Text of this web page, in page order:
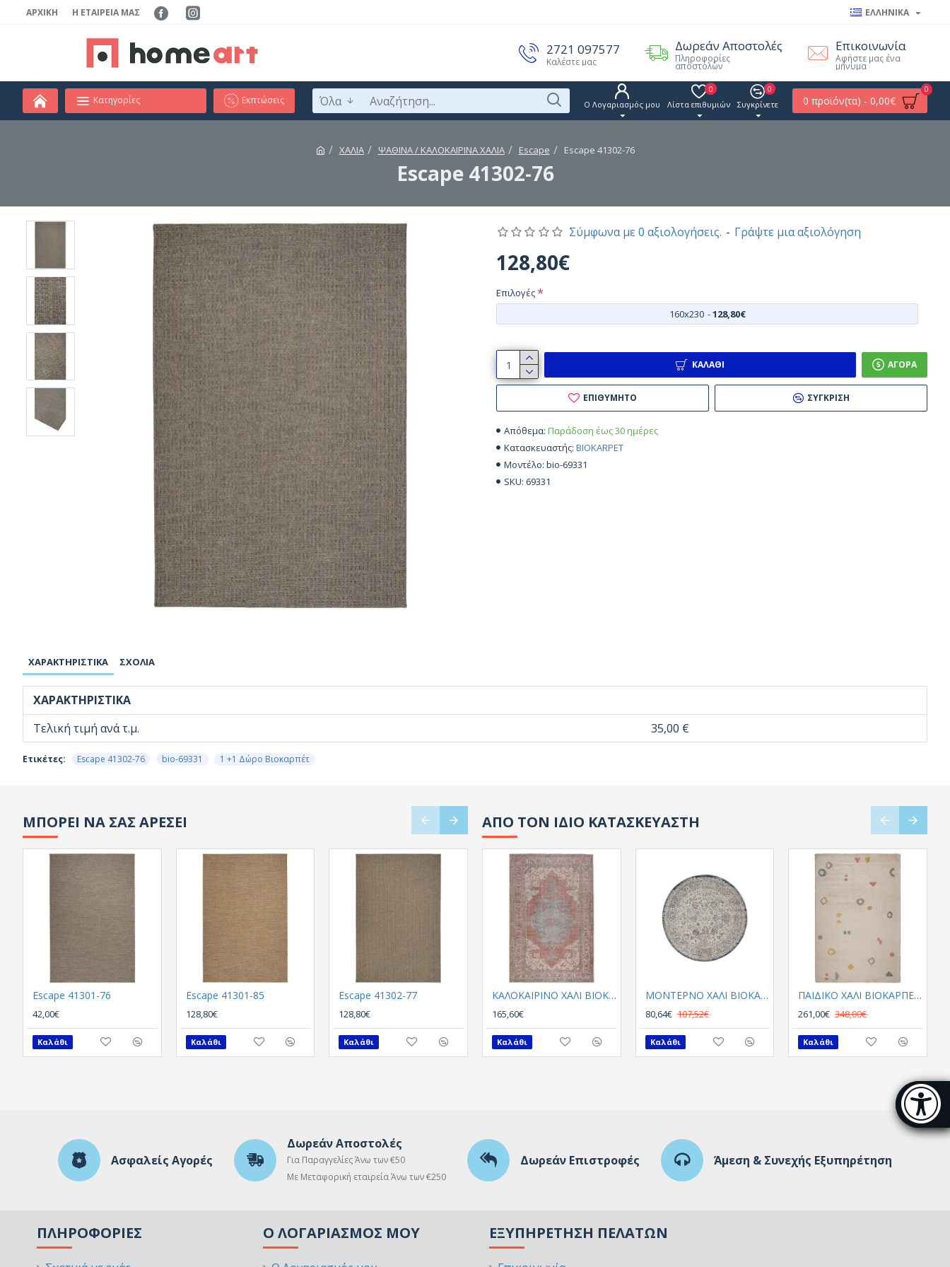
Μπάρα
ΑΡΧΙΚΉ Η ΕΤΑΙΡΕΊΑ ΜΑΣ ΕΛΛΗΝΙΚΑ
2721 097577
Καλέστε μας
Δωρεάν Αποστολές
Πληροφορίες
αποστολών
Επικοινωνία
Αφήστε μας ένα
μήνυμα
Κατηγορίες Εκπτώσεις Όλα Ο Λογαριασμός μου Λίστα επιθυμιών
0
Συγκρίνετε
0
0 προϊόν(τα) - 0,00€
0
ΧΑΛΙΑ ΨΑΘΙΝΑ / ΚΑΛΟΚΑΙΡΙΝΑ ΧΑΛΙΑ Escape Escape 41302-76
Escape 41302-76
Απόθεμα: Παράδοση έως 30 ημέρες
Κατασκευαστής: BIOKARPET
Μοντέλο: bio-69331
SKU: 69331
Σύμφωνα με 0 αξιολογήσεις. - Γράψτε μια αξιολόγηση
128,80€
Επιλογές
160x230 -128,80€
ΚΑΛΆΘΙ ΑΓΟΡΆ
ΕΠΙΘΥΜΗΤΌ ΣΎΓΚΡΙΣΗ
ΧΑΡΑΚΤΗΡΙΣΤΙΚΆ ΣΧΌΛΙΑ
ΧΑΡΑΚΤΗΡΙΣΤΙΚΆ
Τελική τιμή ανά τ.μ.
35,00 €
Ετικέτες: Escape 41302-76 bio-69331 1 +1 Δώρο Βιοκαρπέτ
ΜΠΟΡΕΙ ΝΑ ΣΑΣ ΑΡΕΣΕΙ
Escape 41301-76
42,00€
Καλάθι
Escape 41301-85
128,80€
Καλάθι
Escape 41302-77
128,80€
Καλάθι
Escape 41303-070
128,80€
Καλάθι
Escape 41306-77
128,80€
Καλάθι
ΑΠΟ ΤΟΝ ΙΔΙΟ ΚΑΤΑΣΚΕΥΑΣΤΗ
ΚΑΛΟΚΑΙΡΙΝΟ ΧΑΛΙ ΒΙΟΚΑΡΠΕΤ PLUMERIA 5525 01
165,60€
Καλάθι
ΜΟΝΤΕΡΝΟ ΧΑΛΙ ΒΙΟΚΑΡΠΕΤGossip 8504A White Blue Round
80,64€ 107,52€
Καλάθι
ΠΑΙΔΙΚΟ ΧΑΛΙ ΒΙΟΚΑΡΠΕΤ Skyline 62608 662
261,00€ 348,00€
Καλάθι
Ασφαλείς Αγορές
Δωρεάν Αποστολές
Για Παραγγελίες Άνω των €50
Με Μεταφορική εταιρεία Άνω των €250
Δωρεάν Επιστροφές Άμεση & Συνεχής Εξυπηρέτηση
ΠΛΗΡΟΦΟΡΊΕΣ Ο ΛΟΓΑΡΙΑΣΜΌΣ ΜΟΥ ΕΞΥΠΗΡΈΤΗΣΗ ΠΕΛΑΤΏΝ